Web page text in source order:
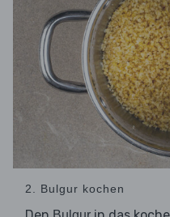
2. Bulgur kochen